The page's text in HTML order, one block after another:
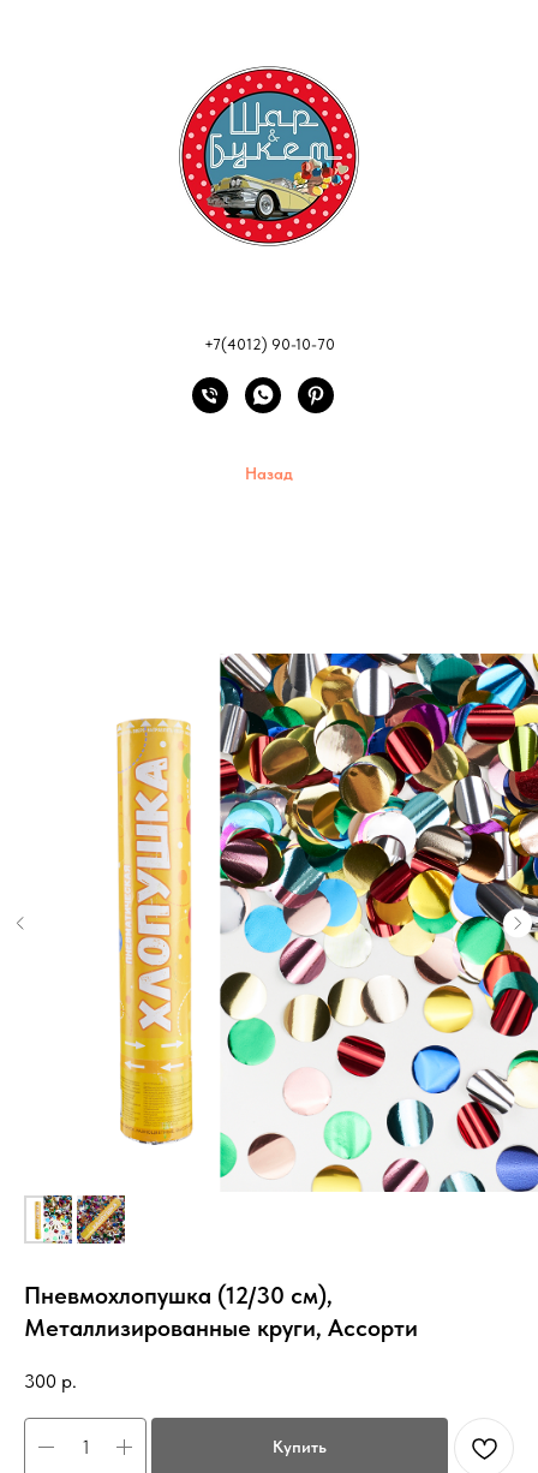
+7(4012) 90-10-70
Назад
Пневмохлопушка (12/30 см),
Металлизированные круги, Ассорти
300 р.
Купить